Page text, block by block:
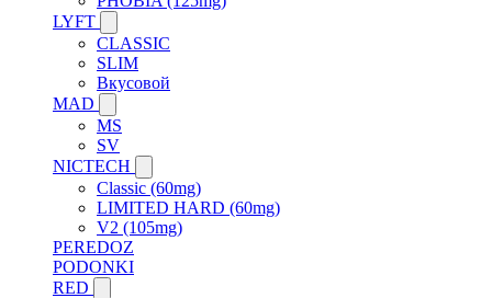
LYFT
CLASSIC
SLIM
Вкусовой
MAD
MS
SV
NICTECH
Classic (60mg)
LIMITED HARD (60mg)
V2 (105mg)
PEREDOZ
PODONKI
RED